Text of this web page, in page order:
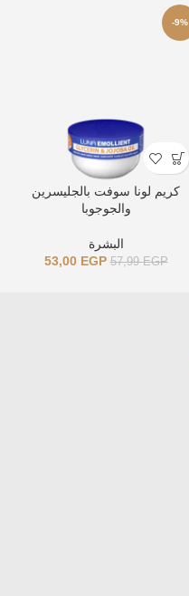
-9%
كريم لونا سوفت بالجليسرين
والجوجوبا
البشرة
57,99EGP
53,00 EGP